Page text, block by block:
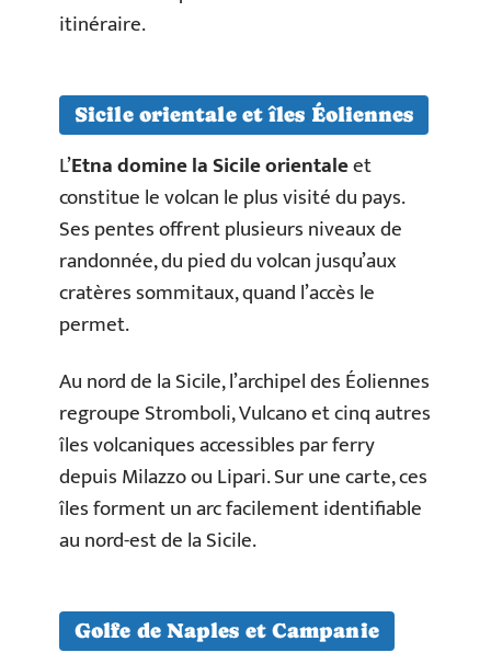
itinéraire.
Sicile orientale et îles Éoliennes
L’Etna domine la Sicile orientaleet
constitue le volcan le plus visité du pays.
Ses pentes offrent plusieurs niveaux de
randonnée, du pied du volcan jusqu’aux
cratères sommitaux, quand l’accès le
permet.
Au nord de la Sicile, l’archipel des Éoliennes
regroupe Stromboli, Vulcano et cinq autres
îles volcaniques accessibles par ferry
depuis Milazzo ou Lipari. Sur une carte, ces
îles forment un arc facilement identifiable
au nord-est de la Sicile.
Golfe de Naples et Campanie